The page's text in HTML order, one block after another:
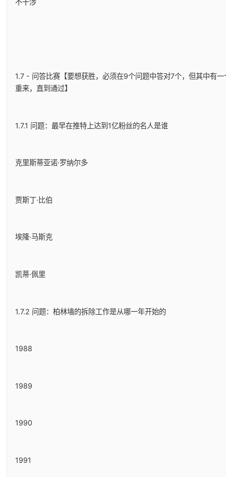
1.7 - 问答比赛【要想获胜，必须在9个问题中答对7个，但其中有
重来，直到通过】
1.7.1 问题：最早在推特上达到1亿粉丝的名人是谁
克里斯蒂亚诺·罗纳尔多
贾斯丁·比伯
埃隆·马斯克
凯蒂·佩里
1.7.2 问题：柏林墙的拆除工作是从哪一年开始的
1988
1989
1990
1991